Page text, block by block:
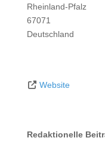
Rheinland-Pfalz
67071
Deutschland
Website
Redaktionelle